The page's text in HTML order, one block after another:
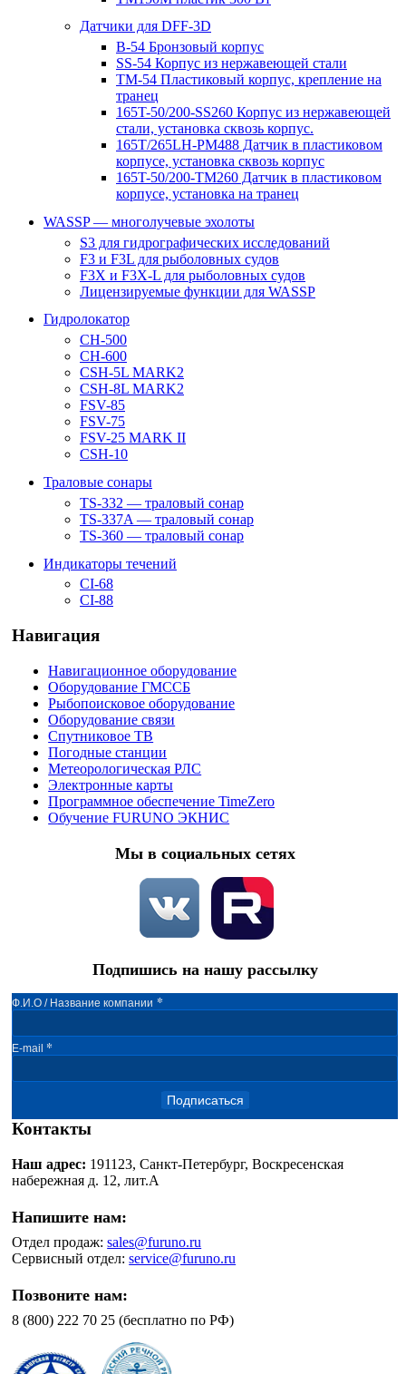
Датчики для DFF-3D
B-54 Бронзовый корпус
SS-54 Корпус из нержавеющей стали
TM-54 Пластиковый корпус, крепление на
транец
165T-50/200-SS260 Корпус из нержавеющей
стали, установка сквозь корпус.
165T/265LH-PM488 Датчик в пластиковом
корпусе, установка сквозь корпус
165T-50/200-TM260 Датчик в пластиковом
корпусе, установка на транец
WASSP — многолучевые эхолоты
S3 для гидрографических исследований
F3 и F3L для рыболовных судов
F3X и F3X-L для рыболовных судов
Лицензируемые функции для WASSP
Гидролокатор
CH-500
CH-600
CSH-5L MARK2
CSH-8L MARK2
FSV-85
FSV-75
FSV-25 MARK II
CSH-10
Траловые сонары
TS-332 — траловый сонар
TS-337A — траловый сонар
TS-360 — траловый сонар
Индикаторы течений
CI-68
CI-88
Навигация
Навигационное оборудование
Оборудование ГМССБ
Рыбопоисковое оборудование
Оборудование связи
Спутниковое ТВ
Погодные станции
Метеорологическая РЛС
Электронные карты
Программное обеспечение TimeZero
Обучение FURUNO ЭКНИС
Мы в социальных сетях
Подпишись на нашу рассылку
Ф.И.О / Название компании *
E-mail *
Подписаться
Контакты
Наш адрес: 191123, Санкт-Петербург, Воскресенская
набережная д. 12, лит.А
Напишите нам:
Отдел продаж:sales@furuno.ru
Сервисный отдел:service@furuno.ru
Позвоните нам:
8 (800) 222 70 25 (бесплатно по РФ)